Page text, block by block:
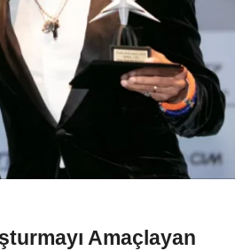
Amaçlayan